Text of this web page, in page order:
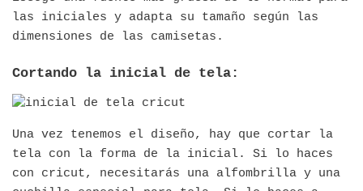
las iniciales y adapta su tamaño según las
dimensiones de las camisetas.
Cortando la inicial de tela:
Una vez tenemos el diseño, hay que cortar la
tela con la forma de la inicial. Si lo haces
con cricut, necesitarás una alfombrilla y una